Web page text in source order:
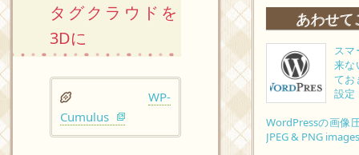
タグクラウドを
3Dに
WP-
Cumulus
あわせて
ス
来な
てお
設定
WordPressの画像
JPEG & PNG